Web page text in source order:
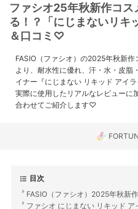
ファシオ25年秋新作コス
る！？「にじまないリキ
＆口コミ♡
FASIO（ファシオ）の2025年秋新作
より、耐水性に優れ、汗・水・皮脂
イナー『にじまない リキッド アイ
実際に使用したリアルなレビューに
合わせてご紹介します♡
目次
FASIO（ファシオ）2025年秋新
ファシオ にじまない リキッド ア